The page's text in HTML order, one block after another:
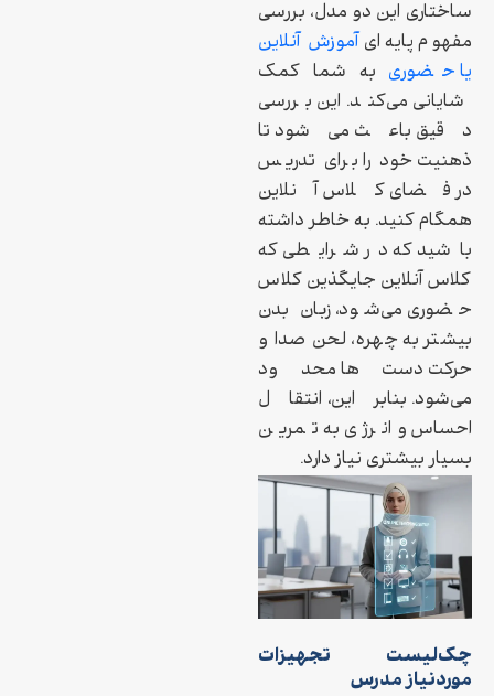
ساختاری این دو مدل، بررسی
مفهوم پایه‌ای آموزش آنلاین
یا حضوری به شما کمک
شایانی می‌کند. این بررسی
دقیق باعث می‌شود تا
ذهنیت خود را برای تدریس
در فضای کلاس آنلاین
همگام کنید. به خاطر داشته
باشید که در شرایطی که
کلاس آنلاین جایگذین کلاس
حضوری می‌شود، زبان بدن
بیشتر به چهره، لحن صدا و
حرکت دست‌ها محدود
می‌شود. بنابراین، انتقال
احساس و انرژی به تمرین
بسیار بیشتری نیاز دارد.
چک‌لیست تجهیزات
موردنیاز مدرس